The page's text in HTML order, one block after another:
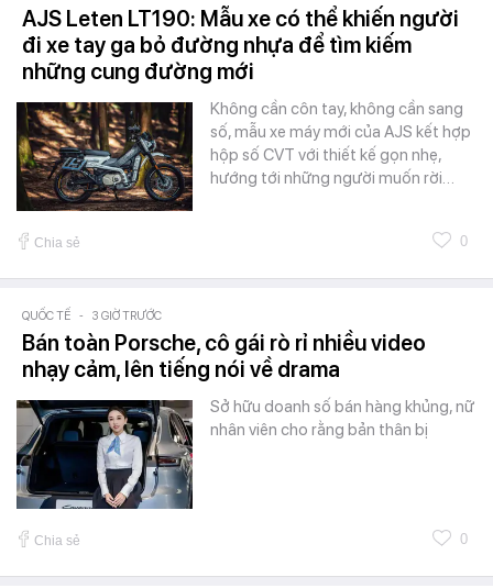
AJS Leten LT190: Mẫu xe có thể khiến người
đi xe tay ga bỏ đường nhựa để tìm kiếm
những cung đường mới
Không cần côn tay, không cần sang
số, mẫu xe máy mới của AJS kết hợp
hộp số CVT với thiết kế gọn nhẹ,
hướng tới những người muốn rời…
Chia sẻ 0
QUỐC TẾ - 3 GIỜ TRƯỚC
Bán toàn Porsche, cô gái rò rỉ nhiều video
nhạy cảm, lên tiếng nói về drama
Sở hữu doanh số bán hàng khủng, nữ
nhân viên cho rằng bản thân bị
Chia sẻ 0